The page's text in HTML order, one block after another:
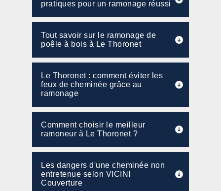
pratiques pour un ramonage réussi
Tout savoir sur le ramonage de
poêle à bois à Le Thoronet
Le Thoronet : comment éviter les
feux de cheminée grâce au
ramonage
Comment choisir le meilleur
ramoneur à Le Thoronet ?
Les dangers d'une cheminée non
entretenue selon VICINI
Couverture